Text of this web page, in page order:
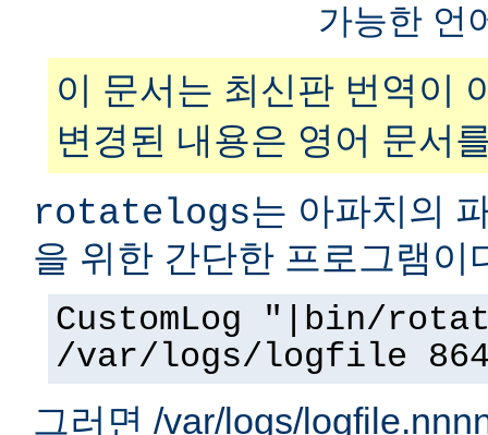
가능한 언
이 문서는 최신판 번역이
변경된 내용은 영어 문서
rotatelogs는 아파치의
을 위한 간단한 프로그램이
CustomLog "|bin/
/var/logs/logfile
그러면 /var/logs/